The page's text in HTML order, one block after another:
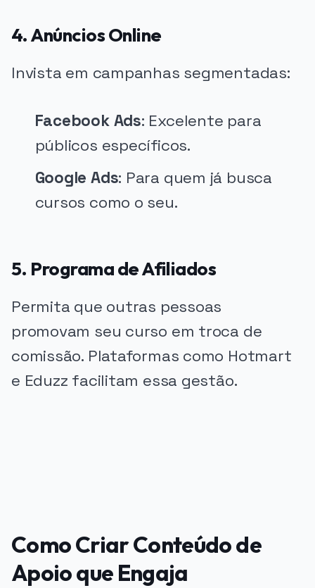
4. Anúncios Online
Invista em campanhas segmentadas:
Facebook Ads: Excelente para
públicos específicos.
Google Ads: Para quem já busca
cursos como o seu.
5. Programa de Afiliados
Permita que outras pessoas
promovam seu curso em troca de
comissão. Plataformas como Hotmart
e Eduzz facilitam essa gestão.
Como Criar Conteúdo de
Apoio que Engaja